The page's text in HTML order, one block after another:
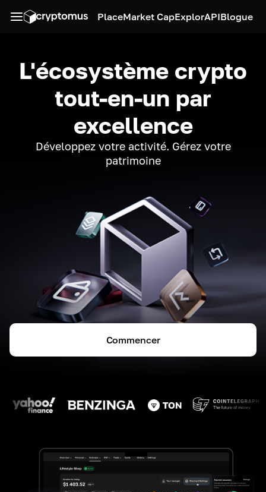
PlaceMarket CapExplorAPIBlogue
L'écosystème crypto
tout-en-un par
excellence
Développez votre activité. Gérez votre
patrimoine
Commencer